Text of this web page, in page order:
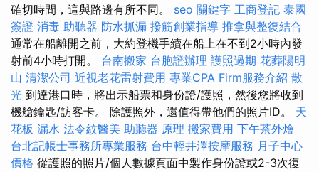
確切時間，這與路邊有所不同。 seo 關鍵字 工商登記 泰國
簽證 消毒 助聽器 防水抓漏 撥筋創業指導 推拿與整復結合
通常在船離開之前，大約登機手續在船上在不到2小時內發
射前4小時打開。 台南搬家 台胞證辦理 護照過期 花葬陽明
山 清潔公司 近視老花雷射費用 專業CPA Firm服務介紹 散
光 到達港口時，將出示船票和身份證/護照，然後您將收到
機艙鑰匙/訪客卡。 除護照外，還值得帶他們的照片ID。 天
花板 漏水 法令紋醫美 助聽器 原理 搬家費用 下午茶外燴
台北記帳士事務所專業服務 台中輕井澤按摩服務 月子中心
價格 從護照的照片/個人數據頁面中製作身份證或2-3次復